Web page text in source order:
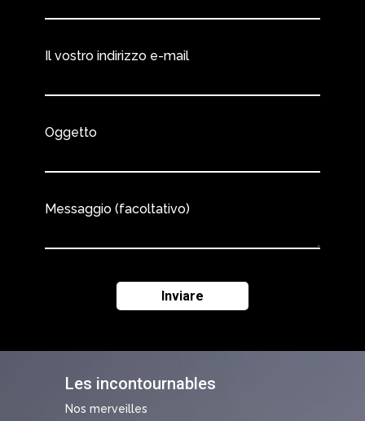
Les incontournables
Nos merveilles
Il vostro indirizzo e-mail
Oggetto
Messaggio (facoltativo)